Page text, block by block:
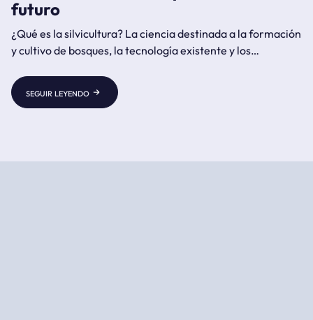
futuro
¿Qué es la silvicultura? La ciencia destinada a la formación
y cultivo de bosques, la tecnología existente y los
seguir leyendo